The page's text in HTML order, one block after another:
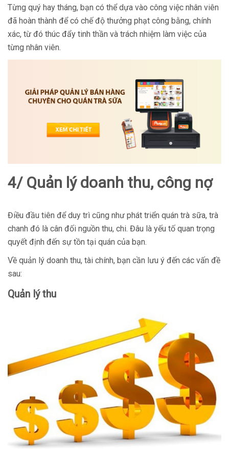
Từng quý hay tháng, bạn có thể dựa vào công việc nhân viên
đã hoàn thành để có chế độ thưởng phạt công bằng, chính
xác, từ đó thúc đẩy tinh thần và trách nhiệm làm việc của
từng nhân viên.
4/ Quản lý doanh thu, công nợ
Điều đầu tiên để duy trì cũng như phát triển quán trà sữa, trà
chanh đó là cân đối nguồn thu, chi. Đâu là yếu tố quan trọng
quyết định đến sự tồn tại quán của bạn.
Về quản lý doanh thu, tài chính, bạn cần lưu ý đến các vấn đề
sau:
Quản lý thu